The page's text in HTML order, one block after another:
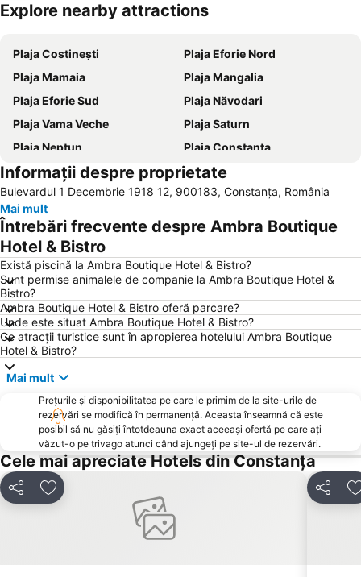
Explore nearby attractions
Plaja Costinești
Plaja Eforie Nord
Plaja Mamaia
Plaja Mangalia
Plaja Eforie Sud
Plaja Năvodari
Plaja Vama Veche
Plaja Saturn
Plaja Neptun
Plaja Constanța
Gara Constanța
Plaja Venus
Portul Tomis
Epava
Plaja Olimp
Casa de Cultură
Delfinariu Constanța
Lacul Techirghiol
Obelisc Costinești
Gara Medgidia
Plaja Jupiter
Aqua Magic
Gara Mangalia
Mănăstirea Sfânta Maria
Tomis Nord
Stadionul Iftimie Ilisei
Portul Turistic Callatis Mangalia
Cazinou
Tomis
Faleză Sud
Lacul Siutghiol
Piața Ovidiu
Palas
Luna Parc
Sunwaves
C.E.T.
Informații despre proprietate
Bulevardul 1 Decembrie 1918 12, 900183, Constanța, România
Mai mult
Întrebări frecvente despre Ambra Boutique
Hotel & Bistro
Există piscină la Ambra Boutique Hotel & Bistro?
Sunt permise animalele de companie la Ambra Boutique Hotel &
Bistro?
Ambra Boutique Hotel & Bistro oferă parcare?
Unde este situat Ambra Boutique Hotel & Bistro?
Ce atracții turistice sunt în apropierea hotelului Ambra Boutique
Hotel & Bistro?
Mai mult
Prețurile și disponibilitatea pe care le primim de la site-urile de
rezervări se modifică în permanență. Aceasta înseamnă că este
posibil să nu găsiți întotdeauna exact aceeași ofertă pe care ați
văzut-o pe trivago atunci când ajungeți pe site-ul de rezervări.
Cele mai apreciate Hotels din Constanța
DistribuițiAdăugaţi la favorite